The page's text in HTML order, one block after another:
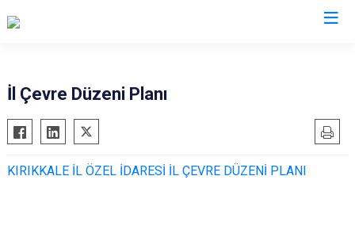
İl Çevre Düzeni Planı
KIRIKKALE İL ÖZEL İDARESİ İL ÇEVRE DÜZENİ PLANI